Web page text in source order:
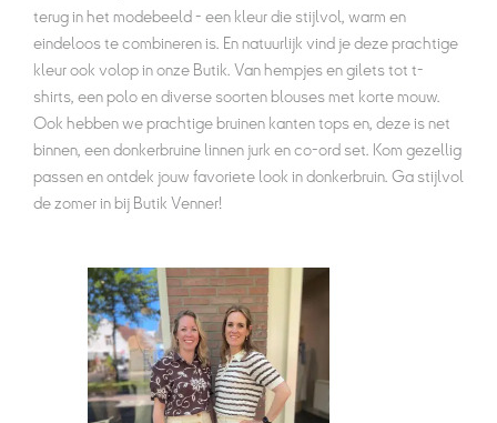
terug in het modebeeld - een kleur die stijlvol, warm en
eindeloos te combineren is. En natuurlijk vind je deze prachtige
kleur ook volop in onze Butik. Van hempjes en gilets tot t-
shirts, een polo en diverse soorten blouses met korte mouw.
Ook hebben we prachtige bruinen kanten tops en, deze is net
binnen, een donkerbruine linnen jurk en co-ord set. Kom gezellig
passen en ontdek jouw favoriete look in donkerbruin. Ga stijlvol
de zomer in bij Butik Venner!